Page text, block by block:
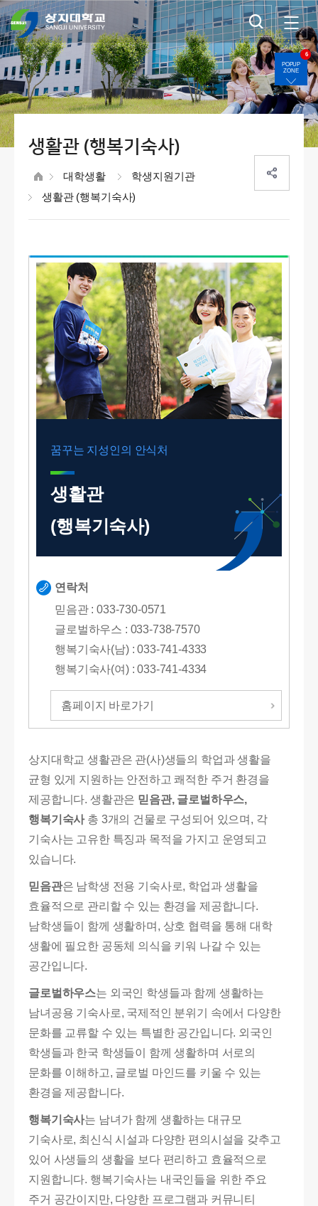
POPUP
ZONE
6
생활관 (행복기숙사)
대학생활
학생지원기관
생활관 (행복기숙사)
꿈꾸는 지성인의 안식처
생활관
(행복기숙사)
연락처
믿음관 : 033-730-0571
글로벌하우스 : 033-738-7570
행복기숙사(남) : 033-741-4333
행복기숙사(여) : 033-741-4334
홈페이지 바로가기
상지대학교 생활관은 관(사)생들의 학업과 생활을
균형 있게 지원하는 안전하고 쾌적한 주거 환경을
제공합니다. 생활관은 믿음관, 글로벌하우스,
행복기숙사총 3개의 건물로 구성되어 있으며, 각
기숙사는 고유한 특징과 목적을 가지고 운영되고
있습니다.
믿음관은 남학생 전용 기숙사로, 학업과 생활을
효율적으로 관리할 수 있는 환경을 제공합니다.
남학생들이 함께 생활하며, 상호 협력을 통해 대학
생활에 필요한 공동체 의식을 키워 나갈 수 있는
공간입니다.
글로벌하우스는 외국인 학생들과 함께 생활하는
남녀공용 기숙사로, 국제적인 분위기 속에서 다양한
문화를 교류할 수 있는 특별한 공간입니다. 외국인
학생들과 한국 학생들이 함께 생활하며 서로의
문화를 이해하고, 글로벌 마인드를 키울 수 있는
환경을 제공합니다.
행복기숙사는 남녀가 함께 생활하는 대규모
기숙사로, 최신식 시설과 다양한 편의시설을 갖추고
있어 사생들의 생활을 보다 편리하고 효율적으로
지원합니다. 행복기숙사는 내국인들을 위한 주요
주거 공간이지만, 다양한 프로그램과 커뮤니티